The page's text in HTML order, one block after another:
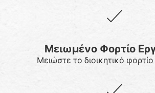
Μειωμένο Φορτίο
Μειώστε το διοικητικό